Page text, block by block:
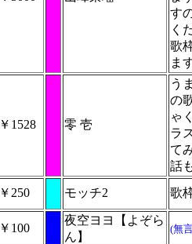
す
く
歌
ま
￥1528 零 壱
う
の
ゃ
ラ
て
話
￥250 モッチ2 歌
￥100
夜空ヨヨ【よぞら
ん】
(無